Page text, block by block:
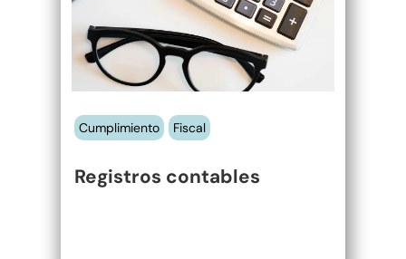
Cumplimiento Fiscal
Registros contables
contables